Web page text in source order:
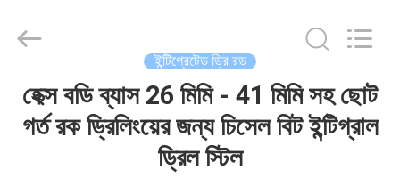
বাড়ি
ইন্টিগ্রেটেড ড্রি রড
হেক্স বডি ব্যাস 26 মিমি - 41 মিমি সহ ছোট
গর্ত রক ড্রিলিংয়ের জন্য চিসেল বিট ইন্টিগ্রাল
ড্রিল স্টিল